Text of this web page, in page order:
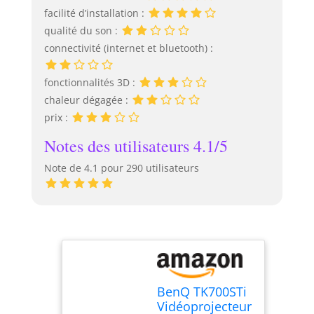
facilité d’installation :
qualité du son :
connectivité (internet et bluetooth) :
fonctionnalités 3D :
chaleur dégagée :
prix :
Notes des utilisateurs 4.1/5
Note de 4.1 pour 290 utilisateurs
BenQ TK700STi
Vidéoprojecteur